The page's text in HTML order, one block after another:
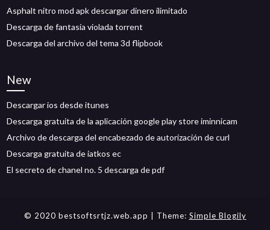
Asphalt nitro mod apk descargar dinero ilimitado
Descarga de fantasía violada torrent
Descarga del archivo del tema 3d flipbook
New
Descargar ios desde itunes
Descarga gratuita de la aplicación google play store iminnicam
Archivo de descarga del encabezado de autorización de curl
Descarga gratuita de iatkos ec
El secreto de chanel no. 5 descarga de pdf
© 2020 bestsoftsrtjz.web.app | Theme: Simple Blogily